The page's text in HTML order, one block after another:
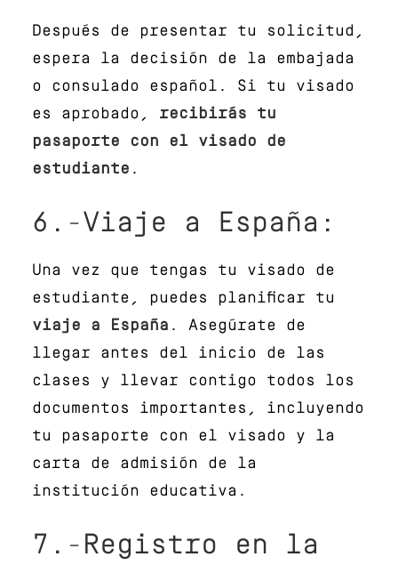
Después de presentar tu solicitud,
espera la decisión de la embajada
o consulado español. Si tu visado
es aprobado, recibirás tu
pasaporte con el visado de
estudiante .
6.-Viaje a España:
Una vez que tengas tu visado de
estudiante, puedes planificar tu
viaje a España . Asegúrate de
llegar antes del inicio de las
clases y llevar contigo todos los
documentos importantes, incluyendo
tu pasaporte con el visado y la
carta de admisión de la
institución educativa.
7.-Registro en la